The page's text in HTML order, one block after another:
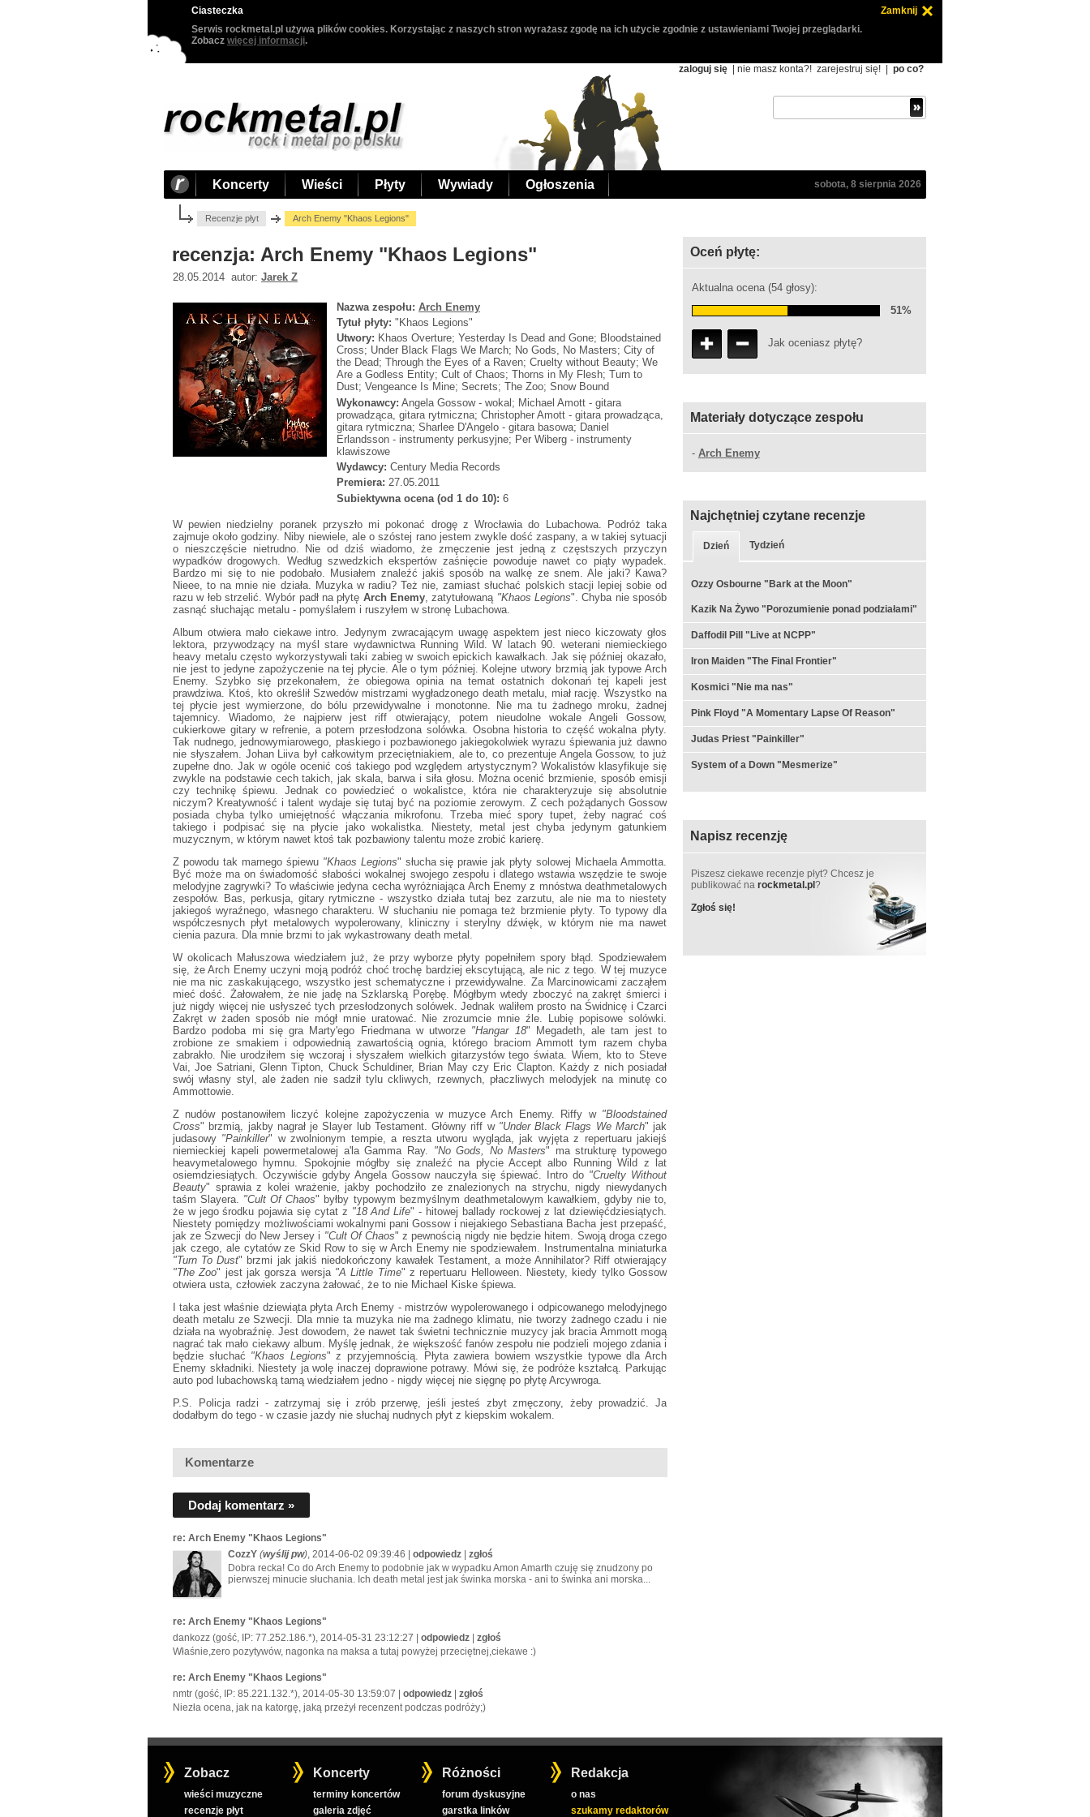
Ciasteczka
Zamknij
Serwis rockmetal.pl używa plików cookies. Korzystając z naszych stron wyrażasz zgodę na ich użycie zgodnie z ustawieniami Twojej przeglądarki.
Zobacz więcej informacji.
zaloguj się | nie masz konta?! zarejestruj się! po co?
Koncerty Wieści Płyty Wywiady Ogłoszenia sobota, 8 sierpnia 2026
Recenzje płyt Arch Enemy "Khaos Legions"
recenzja: Arch Enemy "Khaos Legions"
28.05.2014 autor: Jarek Z
Nazwa zespołu: Arch Enemy
Tytuł płyty: "Khaos Legions"
Utwory: Khaos Overture; Yesterday Is Dead and Gone; Bloodstained
Cross; Under Black Flags We March; No Gods, No Masters; City of
the Dead; Through the Eyes of a Raven; Cruelty without Beauty; We
Are a Godless Entity; Cult of Chaos; Thorns in My Flesh; Turn to
Dust; Vengeance Is Mine; Secrets; The Zoo; Snow Bound
Wykonawcy: Angela Gossow - wokal; Michael Amott - gitara
prowadząca, gitara rytmiczna; Christopher Amott - gitara prowadząca,
gitara rytmiczna; Sharlee D'Angelo - gitara basowa; Daniel
Erlandsson - instrumenty perkusyjne; Per Wiberg - instrumenty
klawiszowe
Wydawcy: Century Media Records
Premiera: 27.05.2011
Subiektywna ocena (od 1 do 10): 6
W pewien niedzielny poranek przyszło mi pokonać drogę z Wrocławia do Lubachowa. Podróż taka
zajmuje około godziny. Niby niewiele, ale o szóstej rano jestem zwykle dość zaspany, a w takiej sytuacji
o nieszczęście nietrudno. Nie od dziś wiadomo, że zmęczenie jest jedną z częstszych przyczyn
wypadków drogowych. Według szwedzkich ekspertów zaśnięcie powoduje nawet co piąty wypadek.
Bardzo mi się to nie podobało. Musiałem znaleźć jakiś sposób na walkę ze snem. Ale jaki? Kawa?
Nieee, to na mnie nie działa. Muzyka w radiu? Też nie, zamiast słuchać polskich stacji lepiej sobie od
razu w łeb strzelić. Wybór padł na płytę Arch Enemy , zatytułowaną "Khaos Legions". Chyba nie sposób
zasnąć słuchając metalu - pomyślałem i ruszyłem w stronę Lubachowa.
Album otwiera mało ciekawe intro. Jedynym zwracającym uwagę aspektem jest nieco kiczowaty głos
lektora, przywodzący na myśl stare wydawnictwa Running Wild. W latach 90. weterani niemieckiego
heavy metalu często wykorzystywali taki zabieg w swoich epickich kawałkach. Jak się później okazało,
nie jest to jedyne zapożyczenie na tej płycie. Ale o tym później. Kolejne utwory brzmią jak typowe Arch
Enemy. Szybko się przekonałem, że obiegowa opinia na temat ostatnich dokonań tej kapeli jest
prawdziwa. Ktoś, kto określił Szwedów mistrzami wygładzonego death metalu, miał rację. Wszystko na
tej płycie jest wymierzone, do bólu przewidywalne i monotonne. Nie ma tu żadnego mroku, żadnej
tajemnicy. Wiadomo, że najpierw jest riff otwierający, potem nieudolne wokale Angeli Gossow,
cukierkowe gitary w refrenie, a potem przesłodzona solówka. Osobna historia to część wokalna płyty.
Tak nudnego, jednowymiarowego, płaskiego i pozbawionego jakiegokolwiek wyrazu śpiewania już dawno
nie słyszałem. Johan Liiva był całkowitym przeciętniakiem, ale to, co prezentuje Angela Gossow, to już
zupełne dno. Jak w ogóle ocenić coś takiego pod względem artystycznym? Wokalistów klasyfikuje się
zwykle na podstawie cech takich, jak skala, barwa i siła głosu. Można ocenić brzmienie, sposób emisji
czy technikę śpiewu. Jednak co powiedzieć o wokalistce, która nie charakteryzuje się absolutnie
niczym? Kreatywność i talent wydaje się tutaj być na poziomie zerowym. Z cech pożądanych Gossow
posiada chyba tylko umiejętność włączania mikrofonu. Trzeba mieć spory tupet, żeby nagrać coś
takiego i podpisać się na płycie jako wokalistka. Niestety, metal jest chyba jedynym gatunkiem
muzycznym, w którym nawet ktoś tak pozbawiony talentu może zrobić karierę.
Z powodu tak marnego śpiewu "Khaos Legions" słucha się prawie jak płyty solowej Michaela Ammotta.
Być może ma on świadomość słabości wokalnej swojego zespołu i dlatego wstawia wszędzie te swoje
melodyjne zagrywki? To właściwie jedyna cecha wyróżniająca Arch Enemy z mnóstwa deathmetalowych
zespołów. Bas, perkusja, gitary rytmiczne - wszystko działa tutaj bez zarzutu, ale nie ma to niestety
jakiegoś wyraźnego, własnego charakteru. W słuchaniu nie pomaga też brzmienie płyty. To typowy dla
współczesnych płyt metalowych wypolerowany, kliniczny i sterylny dźwięk, w którym nie ma nawet
cienia pazura. Dla mnie brzmi to jak wykastrowany death metal.
W okolicach Małuszowa wiedziałem już, że przy wyborze płyty popełniłem spory błąd. Spodziewałem
się, że Arch Enemy uczyni moją podróż choć trochę bardziej ekscytującą, ale nic z tego. W tej muzyce
nie ma nic zaskakującego, wszystko jest schematyczne i przewidywalne. Za Marcinowicami zacząłem
mieć dość. Żałowałem, że nie jadę na Szklarską Porębę. Mógłbym wtedy zboczyć na zakręt śmierci i
już nigdy więcej nie usłyszeć tych przesłodzonych solówek. Jednak waliłem prosto na Świdnicę i Czarci
Zakręt w żaden sposób nie mógł mnie uratować. Nie zrozumcie mnie źle. Lubię popisowe solówki.
Bardzo podoba mi się gra Marty'ego Friedmana w utworze "Hangar 18" Megadeth, ale tam jest to
zrobione ze smakiem i odpowiednią zawartością ognia, którego braciom Ammott tym razem chyba
zabrakło. Nie urodziłem się wczoraj i słyszałem wielkich gitarzystów tego świata. Wiem, kto to Steve
Vai, Joe Satriani, Glenn Tipton, Chuck Schuldiner, Brian May czy Eric Clapton. Każdy z nich posiadał
swój własny styl, ale żaden nie sadził tylu ckliwych, rzewnych, płaczliwych melodyjek na minutę co
Ammottowie.
Z nudów postanowiłem liczyć kolejne zapożyczenia w muzyce Arch Enemy. Riffy w "Bloodstained
Cross" brzmią, jakby nagrał je Slayer lub Testament. Główny riff w "Under Black Flags We March" jak
judasowy "Painkiller" w zwolnionym tempie, a reszta utworu wygląda, jak wyjęta z repertuaru jakiejś
niemieckiej kapeli powermetalowej a'la Gamma Ray. "No Gods, No Masters" ma strukturę typowego
heavymetalowego hymnu. Spokojnie mógłby się znaleźć na płycie Accept albo Running Wild z lat
osiemdziesiątych. Oczywiście gdyby Angela Gossow nauczyła się śpiewać. Intro do "Cruelty Without
Beauty" sprawia z kolei wrażenie, jakby pochodziło ze znalezionych na strychu, nigdy niewydanych
taśm Slayera. "Cult Of Chaos" byłby typowym bezmyślnym deathmetalowym kawałkiem, gdyby nie to,
że w jego środku pojawia się cytat z "18 And Life" - hitowej ballady rockowej z lat dziewięćdziesiątych.
Niestety pomiędzy możliwościami wokalnymi pani Gossow i niejakiego Sebastiana Bacha jest przepaść,
jak ze Szwecji do New Jersey i "Cult Of Chaos" z pewnością nigdy nie będzie hitem. Swoją droga czego
jak czego, ale cytatów ze Skid Row to się w Arch Enemy nie spodziewałem. Instrumentalna miniaturka
"Turn To Dust" brzmi jak jakiś niedokończony kawałek Testament, a może Annihilator? Riff otwierający
"The Zoo" jest jak gorsza wersja "A Little Time" z repertuaru Helloween. Niestety, kiedy tylko Gossow
otwiera usta, człowiek zaczyna żałować, że to nie Michael Kiske śpiewa.
I taka jest właśnie dziewiąta płyta Arch Enemy - mistrzów wypolerowanego i odpicowanego melodyjnego
death metalu ze Szwecji. Dla mnie ta muzyka nie ma żadnego klimatu, nie tworzy żadnego czadu i nie
działa na wyobraźnię. Jest dowodem, że nawet tak świetni technicznie muzycy jak bracia Ammott mogą
nagrać tak mało ciekawy album. Myślę jednak, że większość fanów zespołu nie podzieli mojego zdania i
będzie słuchać "Khaos Legions" z przyjemnością. Płyta zawiera bowiem wszystkie typowe dla Arch
Enemy składniki. Niestety ja wolę inaczej doprawione potrawy. Mówi się, że podróże kształcą. Parkując
auto pod lubachowską tamą wiedziałem jedno - nigdy więcej nie sięgnę po płytę Arcywroga.
P.S. Policja radzi - zatrzymaj się i zrób przerwę, jeśli jesteś zbyt zmęczony, żeby prowadzić. Ja
dodałbym do tego - w czasie jazdy nie słuchaj nudnych płyt z kiepskim wokalem.
Komentarze
Dodaj komentarz »
re: Arch Enemy "Khaos Legions"
CozzY (wyślij pw) , 2014-06-02 09:39:46 | odpowiedz | zgłoś
Dobra recka! Co do Arch Enemy to podobnie jak w wypadku Amon Amarth czuję się znudzony po
pierwszej minucie słuchania. Ich death metal jest jak świnka morska - ani to świnka ani morska...
re: Arch Enemy "Khaos Legions"
dankozz (gość, IP: 77.252.186.*), 2014-05-31 23:12:27 | odpowiedz | zgłoś
Właśnie,zero pozytywów, nagonka na maksa a tutaj powyżej przeciętnej,ciekawe :)
re: Arch Enemy "Khaos Legions"
nmtr (gość, IP: 85.221.132.*), 2014-05-30 13:59:07 | odpowiedz | zgłoś
Niezła ocena, jak na katorgę, jaką przeżył recenzent podczas podróży;)
Oceń płytę:
Aktualna ocena (54 głosy):
51%
Jak oceniasz płytę?
Materiały dotyczące zespołu
- Arch Enemy
Najchętniej czytane recenzje
Dzień Tydzień
Ozzy Osbourne "Bark at the Moon"
Kazik Na Żywo "Porozumienie ponad podziałami"
Daffodil Pill "Live at NCPP"
Iron Maiden "The Final Frontier"
Kosmici "Nie ma nas"
Pink Floyd "A Momentary Lapse Of Reason"
Judas Priest "Painkiller"
System of a Down "Mesmerize"
Napisz recenzję
Piszesz ciekawe recenzje płyt? Chcesz je
publikować na rockmetal.pl ?
Zgłoś się!
Zobacz
wieści muzyczne
recenzje płyt
Koncerty
terminy koncertów
galeria zdjęć
Różności
forum dyskusyjne
garstka linków
Redakcja
o nas
szukamy redaktorów